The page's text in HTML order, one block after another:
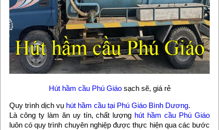
Hút hầm cầu Phú Giáosạch sẽ, giá rẻ
Quy trình dịch vụ hút hầm cầu tại Phú Giáo Bình Dương.
Là công ty làm ăn uy tín, chất lượng hút hầm cầu Phú Giáo
luôn có quy trình chuyên nghiệp được thực hiện qua các bước